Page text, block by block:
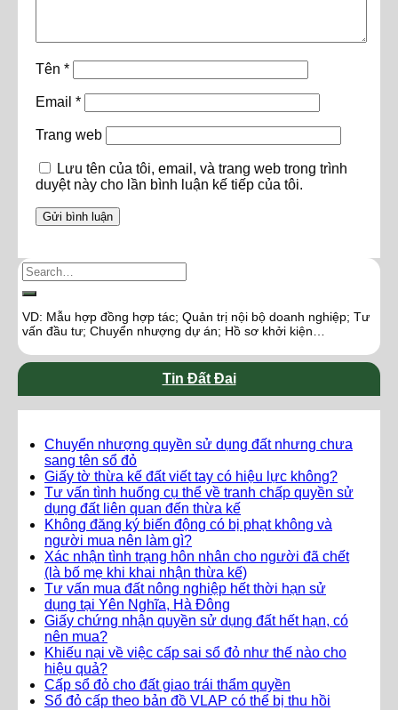
Tên *
Email *
Trang web
Lưu tên của tôi, email, và trang web trong trình
duyệt này cho lần bình luận kế tiếp của tôi.
VD: Mẫu hợp đồng hợp tác; Quản trị nội bộ doanh nghiệp; Tư
vấn đầu tư; Chuyển nhượng dự án; Hồ sơ khởi kiện…
Tin Đất Đai
Chuyển nhượng quyền sử dụng đất nhưng chưa
sang tên sổ đỏ
Giấy tờ thừa kế đất viết tay có hiệu lực không?
Tư vấn tình huống cụ thể về tranh chấp quyền sử
dụng đất liên quan đến thừa kế
Không đăng ký biến động có bị phạt không và
người mua nên làm gì?
Xác nhận tình trạng hôn nhân cho người đã chết
(là bố mẹ khi khai nhận thừa kế)
Tư vấn mua đất nông nghiệp hết thời hạn sử
dụng tại Yên Nghĩa, Hà Đông
Giấy chứng nhận quyền sử dụng đất hết hạn, có
nên mua?
Khiếu nại về việc cấp sai sổ đỏ như thế nào cho
hiệu quả?
Cấp sổ đỏ cho đất giao trái thẩm quyền
Sổ đỏ cấp theo bản đồ VLAP có thể bị thu hồi